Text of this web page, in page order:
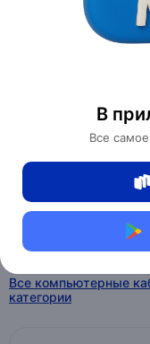
В
Все
Полезные ссылки
Все товары Part
Все компьютерные
electron
Все компьютерные
категории